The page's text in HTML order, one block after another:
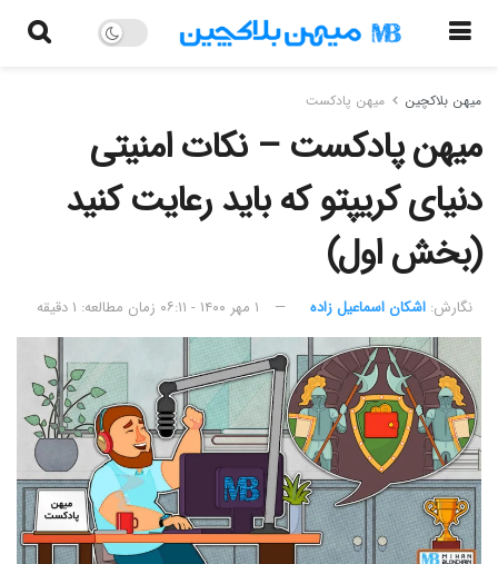
میهن بلاکچین میهن پادکست
میهن پادکست – نکات امنیتی
دنیای کریپتو که باید رعایت کنید
(بخش اول)
نگارش:‌ اشکان اسماعیل زاده ۱ مهر ۱۴۰۰ - ۰۶:۱۱ زمان مطالعه: ۱ دقیقه